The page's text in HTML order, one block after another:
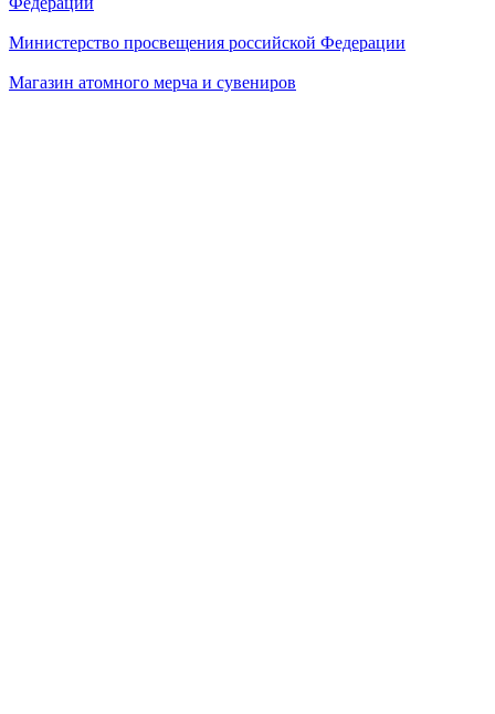
Министерство просвещения российской Федерации
Магазин атомного мерча и сувениров